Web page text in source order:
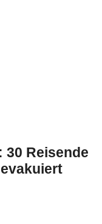
30 Reisende